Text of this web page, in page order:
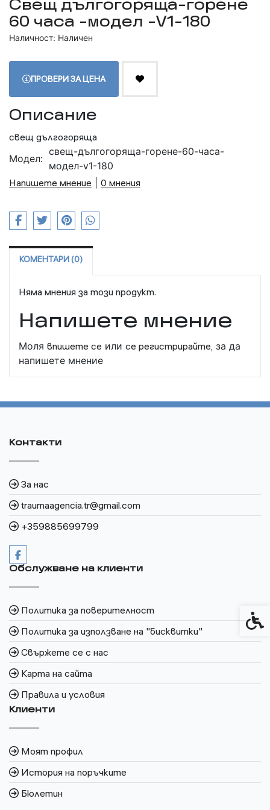
Свещ дългогоряща-горене
60 часа -модел -V1-180
Наличност: Наличен
ПРОВЕРИ ЗА ЦЕНА
Описание
свещ дългогоряща
Модел:
свещ-дългогоряща-горене-60-часа-
модел-v1-180
Напишете мнение
0 мнения
КОМЕНТАРИ (0)
Няма мнения за този продукт.
Напишете мнение
Моля впишете се или се регистрирайте, за да
напишете мнение
Контакти
За нас
traurnaagencia.tr@gmail.com
+359885699799
Обслужване на клиенти
Политика за поверителност
Политика за използване на "бисквитки"
Свържете се с нас
Карта на сайта
Правила и условия
Клиенти
Моят профил
История на поръчките
Бюлетин